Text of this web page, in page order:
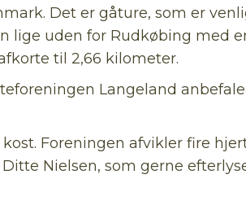
Det er gåture, som er
lige uden for Rudkøbing med
til 2,66 kilometer.
Langeland
Foreningen afvikler fire
Nielsen, som gerne